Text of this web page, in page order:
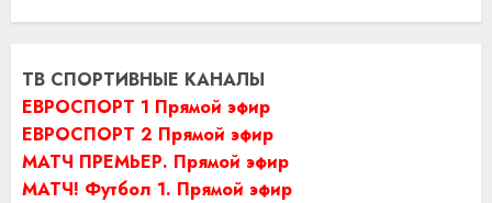
ТВ СПОРТИВНЫЕ КАНАЛЫ
ЕВРОСПОРТ 1 Прямой эфир
ЕВРОСПОРТ 2 Прямой эфир
МАТЧ ПРЕМЬЕР. Прямой эфир
МАТЧ! Футбол 1. Прямой эфир